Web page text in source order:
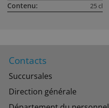
Contenu: 25 cl
Contacts
Succursales
Direction générale